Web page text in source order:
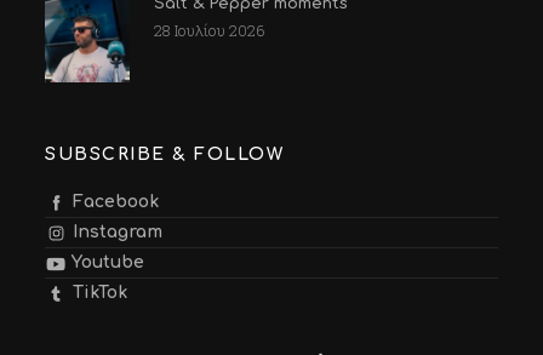
Salt & Pepper moments
28 Ιουλίου 2026
SUBSCRIBE & FOLLOW
Facebook
Instagram
Youtube
TikTok